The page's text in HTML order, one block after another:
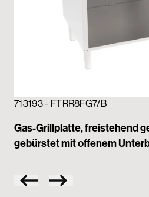
713193 - FTRR8FG7/B
Gas-Grillplatte, freistehend
gebürstet mit offenem